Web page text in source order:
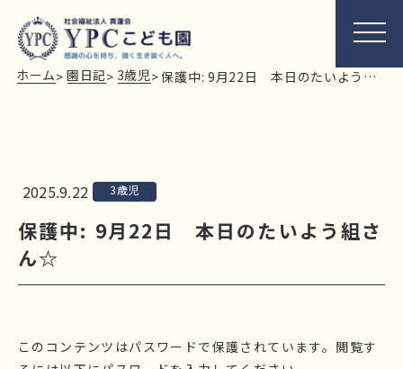
ホーム> 園日記> 3歳児> 保護中: 9月22日 本日のたいよう組さん☆
2025.9.22 3歳児
保護中: 9月22日 本日のたいよう組さ
ん☆
このコンテンツはパスワードで保護されています。閲覧す